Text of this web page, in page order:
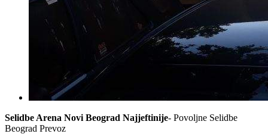
Selidbe Arena Novi Beograd Najjeftinije- Povoljne Selidbe
Beograd Prevoz